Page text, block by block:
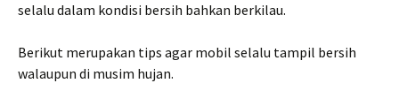
selalu dalam kondisi bersih bahkan berkilau.
Berikut merupakan tips agar mobil selalu tampil bersih
walaupun di musim hujan.